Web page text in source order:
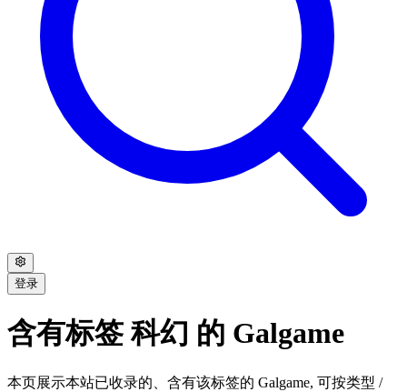
登录
含有标签 科幻 的 Galgame
本页展示本站已收录的、含有该标签的 Galgame, 可按类型 /